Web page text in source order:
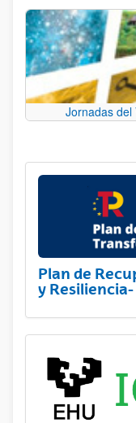
Jornadas del
Plan de
y Resiliencia-